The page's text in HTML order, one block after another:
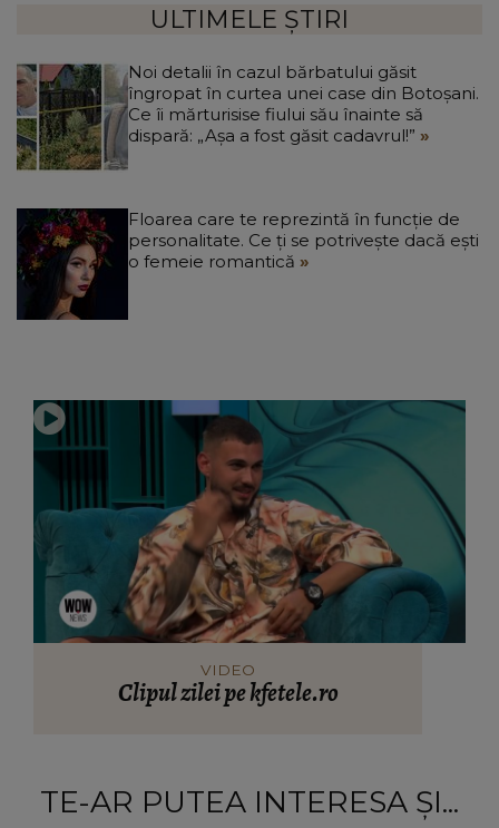
ULTIMELE ȘTIRI
Noi detalii în cazul bărbatului găsit
îngropat în curtea unei case din Botoșani.
Ce îi mărturisise fiului său înainte să
dispară: „Așa a fost găsit cadavrul!”
Floarea care te reprezintă în funcție de
personalitate. Ce ți se potrivește dacă ești
o femeie romantică
VIDEO
Clipul zilei pe kfetele.ro
TE-AR PUTEA INTERESA ȘI...